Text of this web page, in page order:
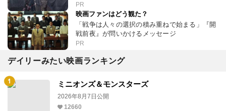
PR
映画ファンはどう観た？
「戦争は人々の選択の積み重ねで始まる」『開
戦前夜』が問いかけるメッセージ
PR
デイリーみたい映画ランキング
ミニオンズ＆モンスターズ
2026年8月7日公開
12660